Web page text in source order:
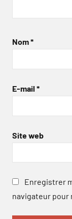
Nom*
E-mail *
Site web
Enregistrer
navigateur pour